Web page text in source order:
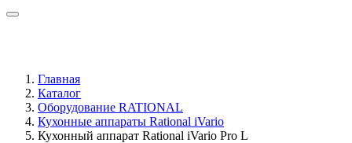
Главная
Каталог
Оборудование RATIONAL
Кухонные аппараты Rational iVario
Кухонный аппарат Rational iVario Pro L